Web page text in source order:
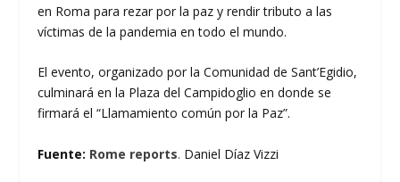
en Roma para rezar por la paz y rendir tributo a las
víctimas de la pandemia en todo el mundo.
El evento, organizado por la Comunidad de Sant’Egidio,
culminará en la Plaza del Campidoglio en donde se
firmará el “Llamamiento común por la Paz”.
Fuente: Rome reports. Daniel Díaz Vizzi